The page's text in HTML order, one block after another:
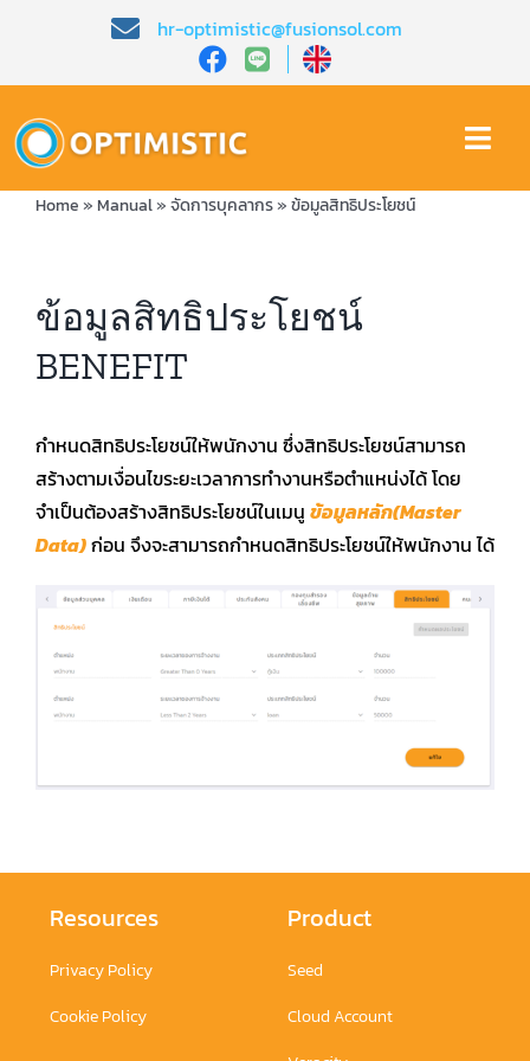
content
hr-optimistic@fusionsol.com
หน้าหลัก​
เกี่ยวกับเรา​
คุณสมบัติ​
บทความ
การสาธิต
คู่มือการใช้งาน
สมัครใช้งานฟรี
Home» Manual»จัดการบุคลากร»ข้อมูลสิทธิประโยชน์
ข้อมูลสิทธิประโยชน์
BENEFIT
กำหนดสิทธิประโยชน์ให้พนักงาน ซึ่งสิทธิประโยชน์สามารถ
สร้างตามเงื่อนไขระยะเวลาการทำงานหรือตำแหน่งได้ โดย
จำเป็นต้องสร้างสิทธิประโยชน์ในเมนู ข้อมูลหลัก(Master
Data)ก่อน จึงจะสามารถกำหนดสิทธิประโยชน์ให้พนักงาน ได้
Resources
Privacy Policy
Cookie Policy
Product
Seed
Cloud Account